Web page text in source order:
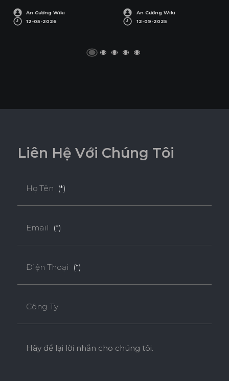
An Cường Wiki
12-05-2026
An Cường Wiki
12-09-2025
Liên Hệ Với Chúng Tôi
Họ Tên (*)
Email (*)
Điện Thoại (*)
Công Ty
Hãy để lại lời nhắn cho chúng tôi.